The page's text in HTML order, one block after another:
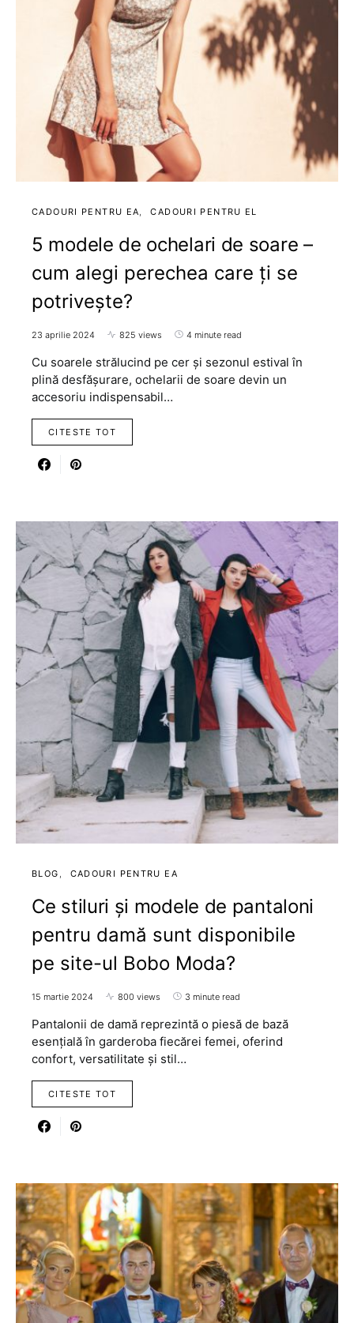
CADOURI PENTRU EA CADOURI PENTRU EL
5 modele de ochelari de soare –
cum alegi perechea care ți se
potrivește?
23 aprilie 2024 825 views 4 minute read
Cu soarele strălucind pe cer și sezonul estival în
plină desfășurare, ochelarii de soare devin un
accesoriu indispensabil…
CITESTE TOT
BLOG CADOURI PENTRU EA
Ce stiluri și modele de pantaloni
pentru damă sunt disponibile
pe site-ul Bobo Moda?
15 martie 2024 800 views 3 minute read
Pantalonii de damă reprezintă o piesă de bază
esențială în garderoba fiecărei femei, oferind
confort, versatilitate și stil…
CITESTE TOT